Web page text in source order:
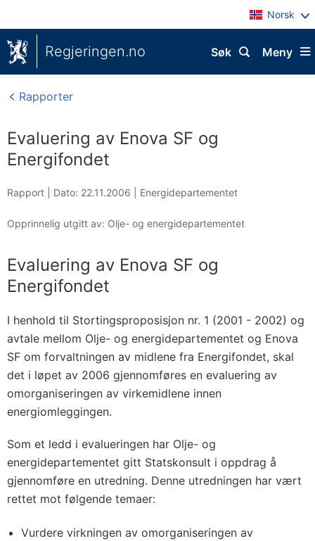
Norsk
Regjeringen.no Meny
Søk
Rapporter
Evaluering av Enova SF og
Energifondet
Rapport | Dato: 22.11.2006 Energidepartementet
Opprinnelig utgitt av: Olje- og energidepartementet
Evaluering av Enova SF og
Energifondet
I henhold til Stortingsproposisjon nr. 1 (2001 - 2002) og
avtale mellom Olje- og energidepartementet og Enova
SF om forvaltningen av midlene fra Energifondet, skal
det i løpet av 2006 gjennomføres en evaluering av
omorganiseringen av virkemidlene innen
energiomleggingen.
Som et ledd i evalueringen har Olje- og
energidepartementet gitt Statskonsult i oppdrag å
gjennomføre en utredning. Denne utredningen har vært
rettet mot følgende temaer:
Vurdere virkningen av omorganiseringen av